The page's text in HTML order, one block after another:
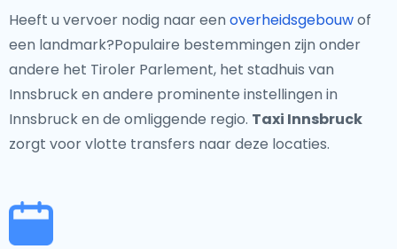
Heeft u vervoer nodig naar een overheidsgebouwof
een landmark?Populaire bestemmingen zijn onder
andere het Tiroler Parlement, het stadhuis van
Innsbruck en andere prominente instellingen in
Innsbruck en de omliggende regio. Taxi Innsbruck
zorgt voor vlotte transfers naar deze locaties.